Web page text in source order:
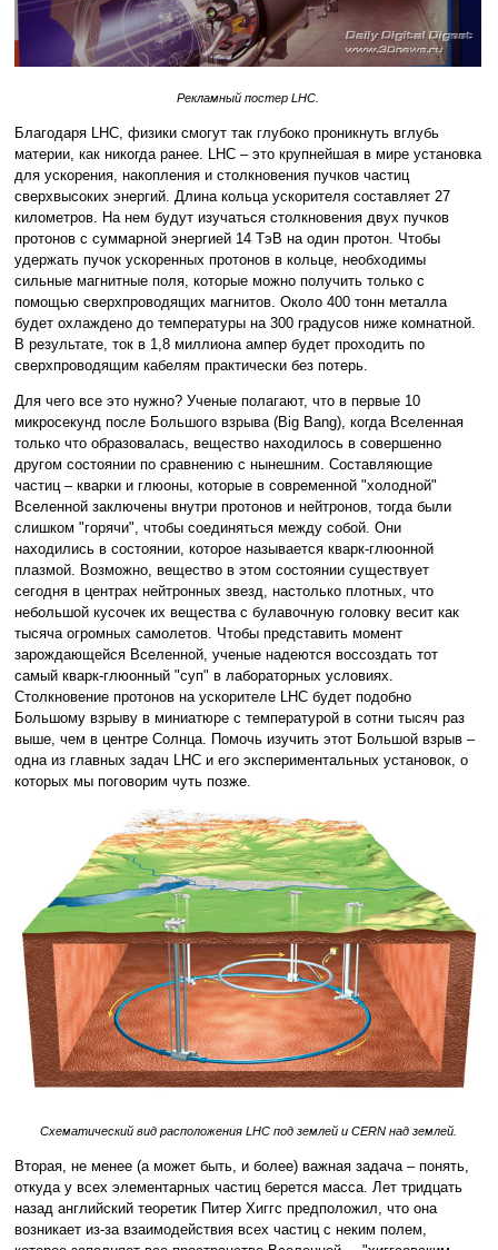
Рекламный постер LHC.
Благодаря LHC, физики смогут так глубоко проникнуть вглубь
материи, как никогда ранее. LHC – это крупнейшая в мире установка
для ускорения, накопления и столкновения пучков частиц
сверхвысоких энергий. Длина кольца ускорителя составляет 27
километров. На нем будут изучаться столкновения двух пучков
протонов с суммарной энергией 14 ТэВ на один протон. Чтобы
удержать пучок ускоренных протонов в кольце, необходимы
сильные магнитные поля, которые можно получить только с
помощью сверхпроводящих магнитов. Около 400 тонн металла
будет охлаждено до температуры на 300 градусов ниже комнатной.
В результате, ток в 1,8 миллиона ампер будет проходить по
сверхпроводящим кабелям практически без потерь.
Для чего все это нужно? Ученые полагают, что в первые 10
микросекунд после Большого взрыва (Big Bang), когда Вселенная
только что образовалась, вещество находилось в совершенно
другом состоянии по сравнению с нынешним. Составляющие
частиц – кварки и глюоны, которые в современной "холодной"
Вселенной заключены внутри протонов и нейтронов, тогда были
слишком "горячи", чтобы соединяться между собой. Они
находились в состоянии, которое называется кварк-глюонной
плазмой. Возможно, вещество в этом состоянии существует
сегодня в центрах нейтронных звезд, настолько плотных, что
небольшой кусочек их вещества с булавочную головку весит как
тысяча огромных самолетов. Чтобы представить момент
зарождающейся Вселенной, ученые надеются воссоздать тот
самый кварк-глюонный "суп" в лабораторных условиях.
Столкновение протонов на ускорителе LHC будет подобно
Большому взрыву в миниатюре с температурой в сотни тысяч раз
выше, чем в центре Солнца. Помочь изучить этот Большой взрыв –
одна из главных задач LHC и его экспериментальных установок, о
которых мы поговорим чуть позже.
Схематический вид расположения LHC под землей и CERN над землей.
Вторая, не менее (а может быть, и более) важная задача – понять,
откуда у всех элементарных частиц берется масса. Лет тридцать
назад английский теоретик Питер Хиггс предположил, что она
возникает из-за взаимодействия всех частиц с неким полем,